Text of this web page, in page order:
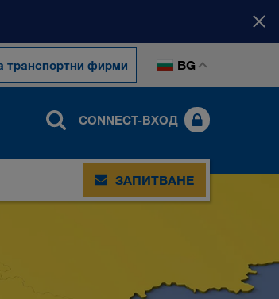
транспортни фирми BG
CONNECT-ВХОД
ЗАПИТВАНЕ